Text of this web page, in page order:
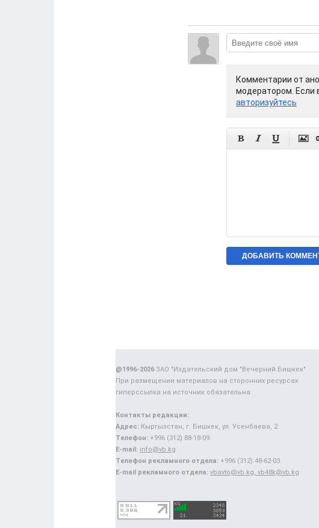
Комментарии от
модератором. Если
авторизуйтесь
   
@1996-2026ЗАО "Издательский дом "Вечерний Бишкек"
При размещении материалов на сторонних ресурсах
гиперссылка на источник обязательна.
Контакты редакции:
Адрес: Кыргызстан, г. Бишкек, ул. Усенбаева, 2.
Телефон: +996 (312) 88-18-09.
E-mail: info@vb.kg
Телефон рекламного отдела: +996 (312) 48-62-03.
E-mail рекламного отдела: vbavto@vb.kg, vb48k@vb.kg